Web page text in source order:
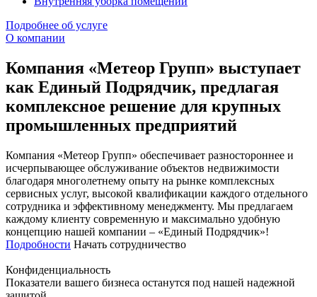
Подробнее об услуге
О компании
Компания «Метеор Групп» выступает
как Единый Подрядчик, предлагая
комплексное решение для крупных
промышленных предприятий
Компания «Метеор Групп» обеспечивает разностороннее и
исчерпывающее обслуживание объектов недвижимости
благодаря многолетнему опыту на рынке комплексных
сервисных услуг, высокой квалификации каждого отдельного
сотрудника и эффективному менеджменту. Мы предлагаем
каждому клиенту современную и максимально удобную
концепцию нашей компании – «Единый Подрядчик»!
Подробности Начать сотрудничество
Конфиденциальность
Показатели вашего бизнеса останутся под нашей надежной